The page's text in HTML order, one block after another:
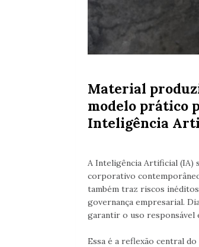
Material
modelo prático
Inteligência
A Inteligência Artificial (IA)
corporativo
também traz riscos
governança empresarial.
garantir o uso responsável
Essa é a reflexão central